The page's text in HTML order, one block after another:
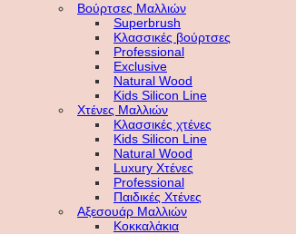
Βούρτσες Μαλλιών
Superbrush
Κλασσικές βούρτσες
Professional
Exclusive
Natural Wood
Kids Silicon Line
Χτένες Μαλλιών
Κλασσικές χτένες
Kids Silicon Line
Natural Wood
Luxury Χτένες
Professional
Παιδικές Χτένες
Αξεσουάρ Μαλλιών
Κοκκαλάκια